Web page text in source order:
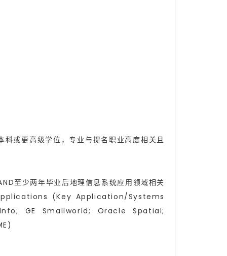
更高级学位，专业与提名职业高度相关且
少两年毕业后地理信息系统应用领域相关
(Key Application/Systems
GE Smallworld; Oracle Spatial;